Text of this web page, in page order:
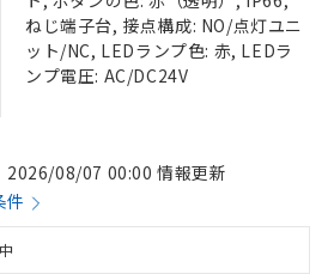
ねじ端子台, 接点構成: NO/点灯ユニ
ット/NC, LEDランプ色: 赤, LEDラ
ンプ電圧: AC/DC24V
2026/08/07 00:00 情報更新
件